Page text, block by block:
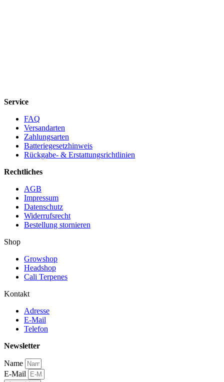
Service
FAQ
Versandarten
Zahlungsarten
Batteriegesetzhinweis
Rückgabe- & Erstattungsrichtlinien
Rechtliches
AGB
Impressum
Datenschutz
Widerrufsrecht
Bestellung stornieren
Shop
Growshop
Headshop
Cali Terpenes
Kontakt
Adresse
E-Mail
Telefon
Newsletter
Name
E-Mail